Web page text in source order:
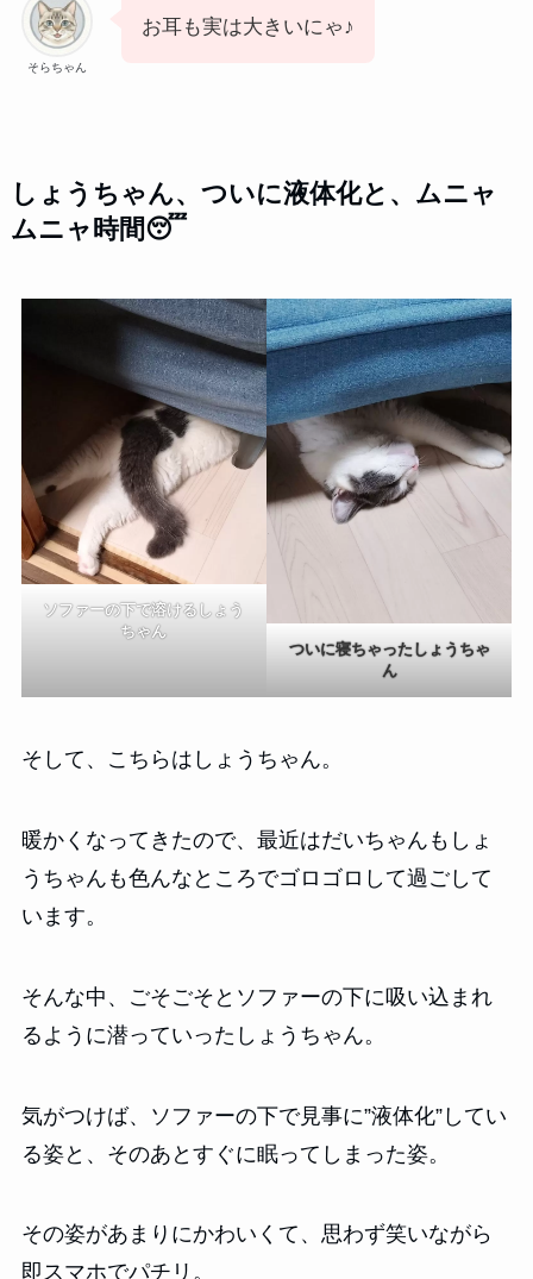
そらちゃん
お耳も実は大きいにゃ♪
しょうちゃん、ついに液体化と、ムニャ
ムニャ時間😴
ソファーの下で溶けるしょう
ちゃん
ついに寝ちゃったしょうちゃ
ん
そして、こちらはしょうちゃん。
暖かくなってきたので、最近はだいちゃんもしょ
うちゃんも色んなところでゴロゴロして過ごして
います。
そんな中、ごそごそとソファーの下に吸い込まれ
るように潜っていったしょうちゃん。
気がつけば、ソファーの下で見事に”液体化”してい
る姿と、そのあとすぐに眠ってしまった姿。
その姿があまりにかわいくて、思わず笑いながら
即スマホでパチリ。